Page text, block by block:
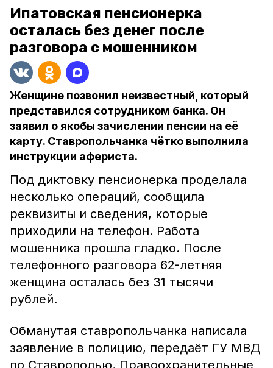
Ипатовская пенсионерка
осталась без денег после
разговора с мошенником
Женщине позвонил неизвестный, который
представился сотрудником банка. Он
заявил о якобы зачислении пенсии на её
карту. Ставропольчанка чётко выполнила
инструкции афериста.
Под диктовку пенсионерка проделала
несколько операций, сообщила
реквизиты и сведения, которые
приходили на телефон. Работа
мошенника прошла гладко. После
телефонного разговора 62-летняя
женщина осталась без 31 тысячи
рублей.
Обманутая ставропольчанка написала
заявление в полицию, передаёт ГУ МВД
по Ставрополью. Правоохранительные